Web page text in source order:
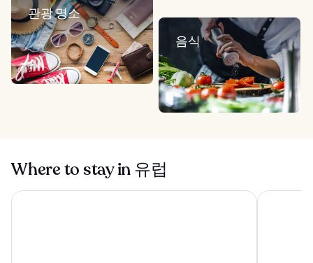
관광 명소
음식
Where to stay in 유럽
메이슨 & 피프스 - 웨스트본 파크 파라디소